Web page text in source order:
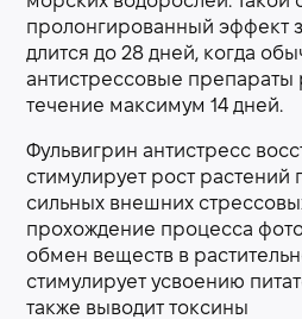
пролонгированный эффект
длится до 28 дней, когда
антистрессовые препараты
течение максимум 14 дней.
Фульвигрин антистресс
стимулирует рост растений
сильных внешних
прохождение процесса
обмен веществ в
стимулирует усвоению
также выводит токсины